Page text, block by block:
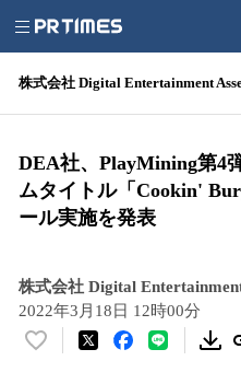
株式会社 Digital Entertainment
DEA社、PlayMining第4
ムタイトル「Cookin'
ール実施を発表
株式会社 Digital
2022年3月18日 12時00分
い